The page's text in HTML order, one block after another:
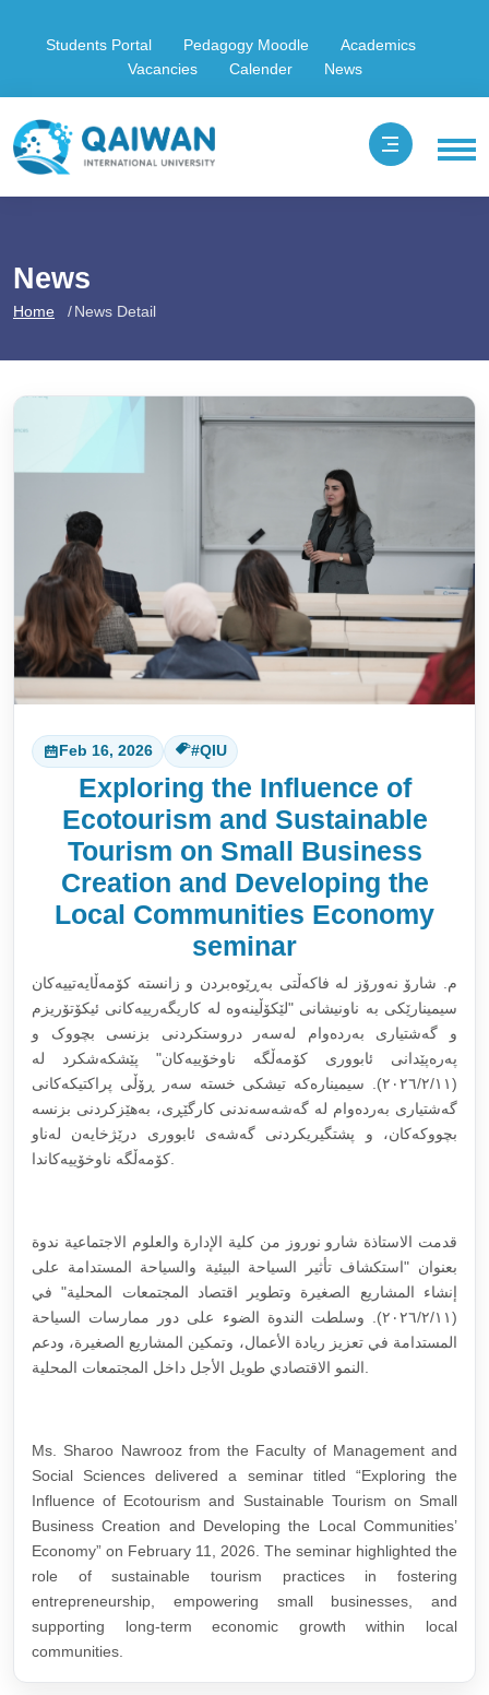
Students Portal Pedagogy Moodle
Academics
Vacancies
Calender News
News
Home News Detail
Feb 16, 2026 #QIU
Exploring the Influence of
Ecotourism and Sustainable
Tourism on Small Business
Creation and Developing the
Local Communities Economy
seminar
م. شارۆ نەورۆز لە فاکەڵتی بەڕێوەبردن و زانستە کۆمەڵایەتییەکان
سیمینارێکی بە ناونیشانی "لێکۆڵینەوە لە کاریگەرییەکانی ئیکۆتۆریزم
و گەشتیاری بەردەوام لەسەر دروستکردنی بزنسی بچووک و
پەرەپێدانی ئابووری کۆمەڵگە ناوخۆییەکان" پێشکەشکرد لە
(٢٠٢٦/٢/١١). سیمینارەکە تیشکی خستە سەر ڕۆڵی پراکتیکەکانی
گەشتیاری بەردەوام لە گەشەسەندنی کارگێڕی، بەهێزکردنی بزنسە
بچووکەکان، و پشتگیریکردنی گەشەی ئابووری درێژخایەن لەناو
قدمت الاستاذة شارو نوروز من كلية الإدارة والعلوم الاجتماعية ندوة
بعنوان "استكشاف تأثير السياحة البيئية والسياحة المستدامة على
إنشاء المشاريع الصغيرة وتطوير اقتصاد المجتمعات المحلية" في
(٢٠٢٦/٢/١١). وسلطت الندوة الضوء على دور ممارسات السياحة
المستدامة في تعزيز ريادة الأعمال، وتمكين المشاريع الصغيرة، ودعم
Ms. Sharoo Nawrooz from the Faculty of Management and
Social Sciences delivered a seminar titled “Exploring the
Influence of Ecotourism and Sustainable Tourism on Small
Business Creation and Developing the Local Communities’
Economy” on February 11, 2026. The seminar highlighted the
role of sustainable tourism practices in fostering
entrepreneurship, empowering small businesses, and
supporting long-term economic growth within local
communities.